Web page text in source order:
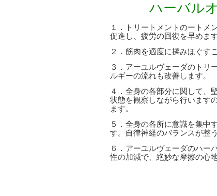
ハーバル
１．トリートメントのートメ
促進し、疲労の回復を早めま
２．筋肉を適度に揉みほぐす
３．アーユルヴェーダのトリ
ルギーの流れも改善します。
４．全身の各部分に関して、
状態を観察しながら行います
ます。
５．全身の各所に意識を集中
す。自律神経のバランスが整
６．アーユルヴェーダのハー
性の加減で、絶妙な摩擦の心